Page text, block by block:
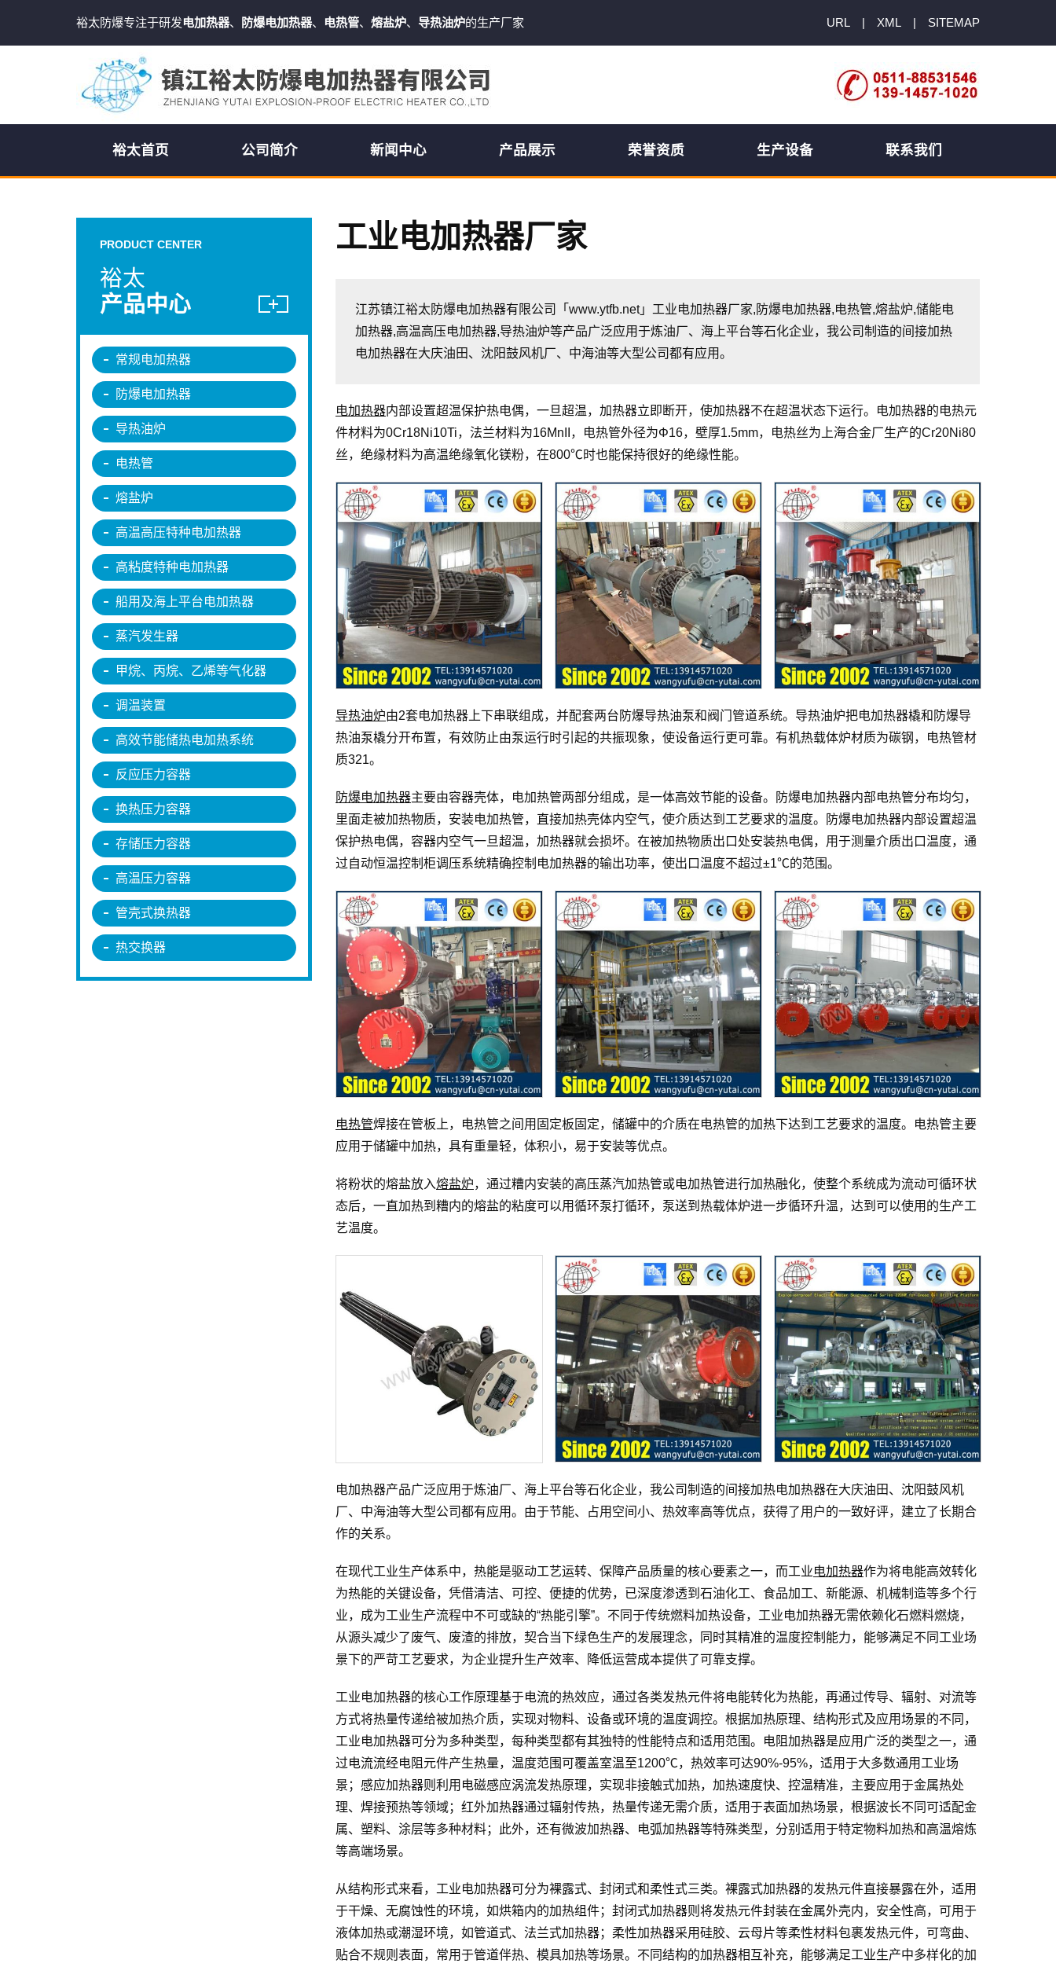
裕太防爆专注于研发电加热器、 防爆电加热器、 电热管、 熔盐炉、 导热油炉的生产厂家 URL | XML | SITEMAP
裕太首页 公司简介 新闻中心 产品展示 荣誉资质 生产设备 联系我们
工业电加热器厂家
江苏镇江裕太防爆电加热器有限公司「www.ytfb.net」工业电加热器厂家,防爆电加热器,电热管,熔盐炉,储能电
加热器,高温高压电加热器,导热油炉等产品广泛应用于炼油厂、海上平台等石化企业，我公司制造的间接加热
电加热器在大庆油田、沈阳鼓风机厂、中海油等大型公司都有应用。
电加热器内部设置超温保护热电偶，一旦超温，加热器立即断开，使加热器不在超温状态下运行。电加热器的电热元
件材料为0Cr18Ni10Ti，法兰材料为16MnII，电热管外径为Φ16，壁厚1.5mm，电热丝为上海合金厂生产的Cr20Ni80
丝，绝缘材料为高温绝缘氧化镁粉，在800℃时也能保持很好的绝缘性能。
导热油炉由2套电加热器上下串联组成，并配套两台防爆导热油泵和阀门管道系统。导热油炉把电加热器橇和防爆导
热油泵橇分开布置，有效防止由泵运行时引起的共振现象，使设备运行更可靠。有机热载体炉材质为碳钢，电热管材
质321。
防爆电加热器主要由容器壳体，电加热管两部分组成，是一体高效节能的设备。防爆电加热器内部电热管分布均匀，
里面走被加热物质，安装电加热管，直接加热壳体内空气，使介质达到工艺要求的温度。防爆电加热器内部设置超温
保护热电偶，容器内空气一旦超温，加热器就会损坏。在被加热物质出口处安装热电偶，用于测量介质出口温度，通
过自动恒温控制柜调压系统精确控制电加热器的输出功率，使出口温度不超过±1℃的范围。
电热管焊接在管板上，电热管之间用固定板固定，储罐中的介质在电热管的加热下达到工艺要求的温度。电热管主要
应用于储罐中加热，具有重量轻，体积小，易于安装等优点。
将粉状的熔盐放入熔盐炉，通过糟内安装的高压蒸汽加热管或电加热管进行加热融化，使整个系统成为流动可循环状
态后，一直加热到糟内的熔盐的粘度可以用循环泵打循环，泵送到热载体炉进一步循环升温，达到可以使用的生产工
艺温度。
电加热器产品广泛应用于炼油厂、海上平台等石化企业，我公司制造的间接加热电加热器在大庆油田、沈阳鼓风机
厂、中海油等大型公司都有应用。由于节能、占用空间小、热效率高等优点，获得了用户的一致好评，建立了长期合
作的关系。
在现代工业生产体系中，热能是驱动工艺运转、保障产品质量的核心要素之一，而工业电加热器作为将电能高效转化
为热能的关键设备，凭借清洁、可控、便捷的优势，已深度渗透到石油化工、食品加工、新能源、机械制造等多个行
业，成为工业生产流程中不可或缺的“热能引擎”。不同于传统燃料加热设备，工业电加热器无需依赖化石燃料燃烧，
从源头减少了废气、废渣的排放，契合当下绿色生产的发展理念，同时其精准的温度控制能力，能够满足不同工业场
景下的严苛工艺要求，为企业提升生产效率、降低运营成本提供了可靠支撑。
工业电加热器的核心工作原理基于电流的热效应，通过各类发热元件将电能转化为热能，再通过传导、辐射、对流等
方式将热量传递给被加热介质，实现对物料、设备或环境的温度调控。根据加热原理、结构形式及应用场景的不同，
工业电加热器可分为多种类型，每种类型都有其独特的性能特点和适用范围。电阻加热器是应用广泛的类型之一，通
过电流流经电阻元件产生热量，温度范围可覆盖室温至1200℃，热效率可达90%-95%，适用于大多数通用工业场
景；感应加热器则利用电磁感应涡流发热原理，实现非接触式加热，加热速度快、控温精准，主要应用于金属热处
理、焊接预热等领域；红外加热器通过辐射传热，热量传递无需介质，适用于表面加热场景，根据波长不同可适配金
属、塑料、涂层等多种材料；此外，还有微波加热器、电弧加热器等特殊类型，分别适用于特定物料加热和高温熔炼
等高端场景。
从结构形式来看，工业电加热器可分为裸露式、封闭式和柔性式三类。裸露式加热器的发热元件直接暴露在外，适用
于干燥、无腐蚀性的环境，如烘箱内的加热组件；封闭式加热器则将发热元件封装在金属外壳内，安全性高，可用于
液体加热或潮湿环境，如管道式、法兰式加热器；柔性加热器采用硅胶、云母片等柔性材料包裹发热元件，可弯曲、
贴合不规则表面，常用于管道伴热、模具加热等场景。不同结构的加热器相互补充，能够满足工业生产中多样化的加
PRODUCT CENTER
裕太
产品中心
常规电加热器
防爆电加热器
导热油炉
电热管
熔盐炉
高温高压特种电加热器
高粘度特种电加热器
船用及海上平台电加热器
蒸汽发生器
甲烷、丙烷、乙烯等气化器
调温装置
高效节能储热电加热系统
反应压力容器
换热压力容器
存储压力容器
高温压力容器
管壳式换热器
热交换器